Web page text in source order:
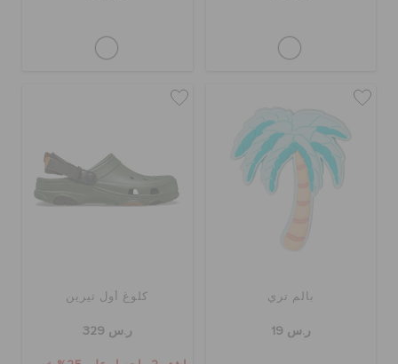
بالم تري
ر.س 19
كلوغ أول تيرين
ر.س 329